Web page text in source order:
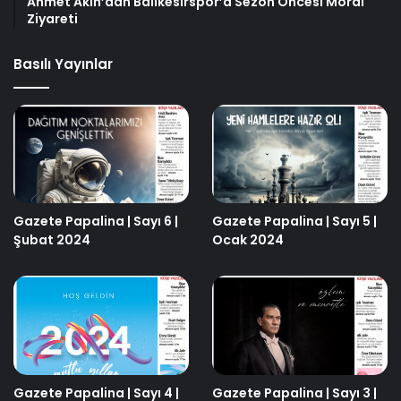
Ziyareti
Basılı Yayınlar
Gazete Papalina | Sayı 6 |
Şubat 2024
Gazete Papalina | Sayı 5 |
Ocak 2024
Gazete Papalina | Sayı 4 |
Gazete Papalina | Sayı 3 |